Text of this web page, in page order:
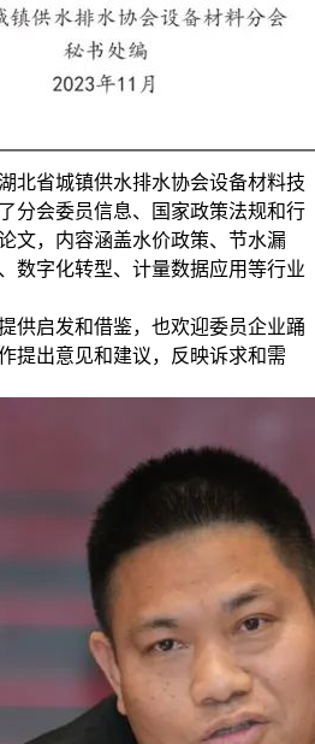
北省城镇供水排水协会设备材料技
分会委员信息、国家政策法规和行
文，内容涵盖水价政策、节水漏
数字化转型、计量数据应用等行业
供启发和借鉴，也欢迎委员企业踊
提出意见和建议，反映诉求和需